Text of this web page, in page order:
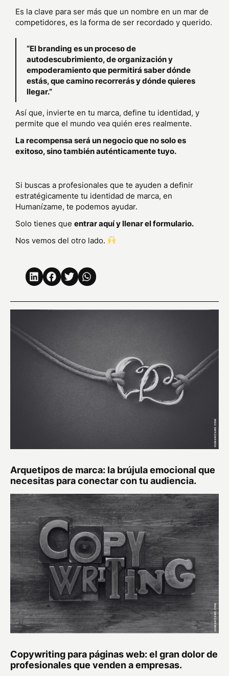
Es la clave para ser más que un nombre en un mar de
competidores, es la forma de ser recordado y querido.
“El branding es un proceso de
autodescubrimiento, de organización y
empoderamiento que permitirá saber dónde
estás, que camino recorrerás y dónde quieres
llegar.”
Así que, invierte en tu marca, define tu identidad, y
permite que el mundo vea quién eres realmente.
La recompensa será un negocio que no solo es
exitoso, sino también auténticamente tuyo.
Si buscas a profesionales que te ayuden a definir
estratégicamente tu identidad de marca, en
Humanízame, te podemos ayudar.
Solo tienes que entrar aquí y llenar el formulario.
Nos vemos del otro lado.
Arquetipos de marca: la brújula emocional que
necesitas para conectar con tu audiencia.
Copywriting para páginas web: el gran dolor de
profesionales que venden a empresas.